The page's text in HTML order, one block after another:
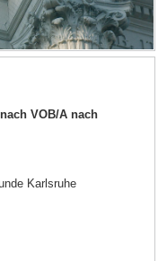
VOB/A nach
Karlsruhe